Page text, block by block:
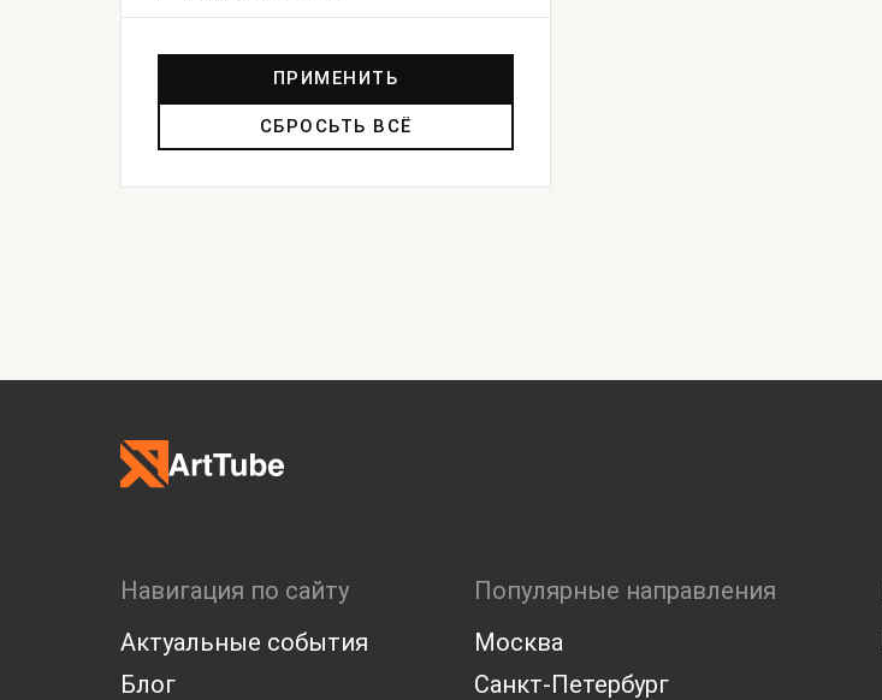
ПРИМЕНИТЬ
СБРОСЬТЬ ВСЁ
Навигация по сайту
Актуальные события
Блог
Популярные направления
Москва
Санкт-Петербург